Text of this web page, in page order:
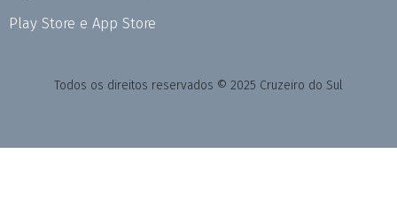
Play Store e App Store
Todos os direitos reservados © 2025 Cruzeiro do Sul